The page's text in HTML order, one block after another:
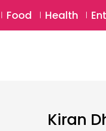
Food Health
Kiran